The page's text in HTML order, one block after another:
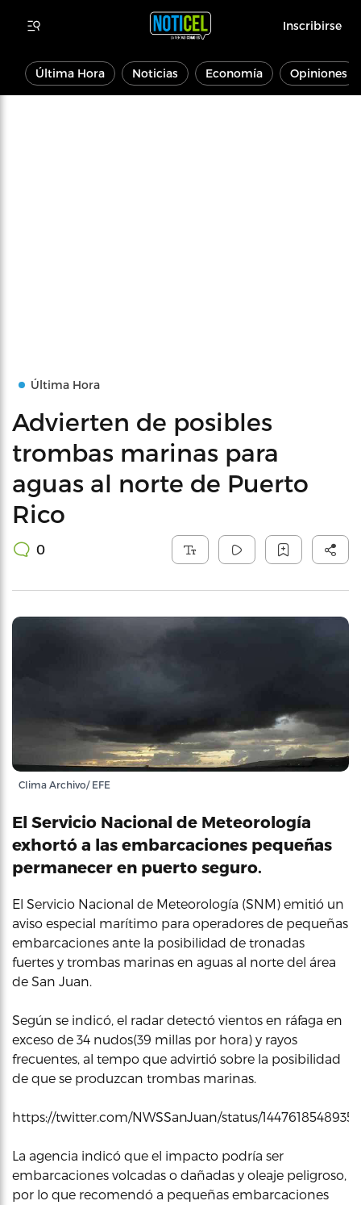
Inscribirse
Última Hora Noticias Economía Opiniones
Última Hora
Advierten de posibles
trombas marinas para
aguas al norte de Puerto
Rico
0
Clima Archivo/ EFE
El Servicio Nacional de Meteorología
exhortó a las embarcaciones pequeñas
permanecer en puerto seguro.
El Servicio Nacional de Meteorología (SNM) emitió un
aviso especial marítimo para operadores de pequeñas
embarcaciones ante la posibilidad de tronadas
fuertes y trombas marinas en aguas al norte del área
de San Juan.
Según se indicó, el radar detectó vientos en ráfaga en
exceso de 34 nudos(39 millas por hora) y rayos
frecuentes, al tempo que advirtió sobre la posibilidad
de que se produzcan trombas marinas.
https://twitter.com/NWSSanJuan/status/
La agencia indicó que el impacto podría ser
embarcaciones volcadas o dañadas y oleaje peligroso,
por lo que recomendó a pequeñas embarcaciones